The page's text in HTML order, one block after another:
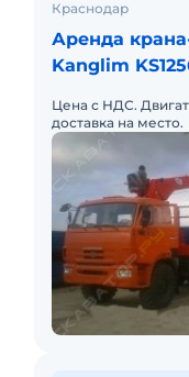
Краснодар
Аренда
Kanglim
Цена с НДС.
доставка на место.